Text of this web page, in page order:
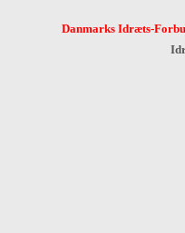
Danmarks Idræts-